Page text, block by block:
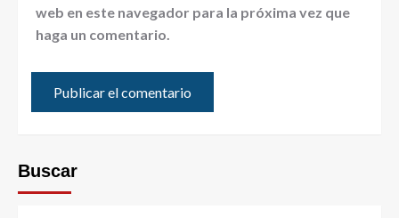
web en este navegador para la próxima vez que
haga un comentario.
Buscar